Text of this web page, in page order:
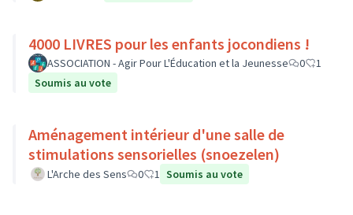
4000 LIVRES pour les enfants jocondiens !
ASSOCIATION - Agir Pour L'Éducation et la Jeunesse 0
1
Soumis au vote
Aménagement intérieur d'une salle de
stimulations sensorielles (snoezelen)
L'Arche des Sens 0 1 Soumis au vote